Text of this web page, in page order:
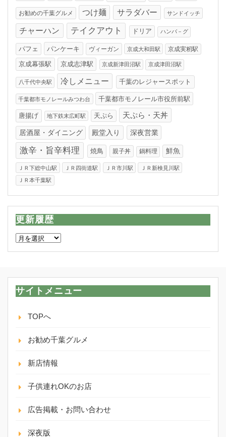
お勧めの千葉グルメ つけ麺 サラダバー サンドイッチ
チャーハン テイクアウト ドリア ハンバ－グ
パフェ パンケーキ ヴィーガン 京成大和田駅 京成実籾駅
京成幕張駅 京成志津駅 京成新津田沼駅 京成津田沼駅
八千代中央駅 冷しメニュー 千葉のレジャースポット
千葉都市モノレールみつわ台 千葉都市モノレール市役所前駅
唐揚げ 地下鉄末広町駅 天ぷら 天ぷら・天丼
居酒屋・ダイニング 殿堂入り 深夜営業
激辛・旨辛料理 焼鳥 親子丼 鍋料理 鮮魚
ＪＲ下総中山駅 ＪＲ四街道駅 ＪＲ市川駅 ＪＲ新検見川駅
ＪＲ本千葉駅
更新履歴
更
サイトメニュー
TOPへ
お勧め千葉グルメ
新店情報
子供連れOKのお店
広告掲載・お問い合わせ
深夜版